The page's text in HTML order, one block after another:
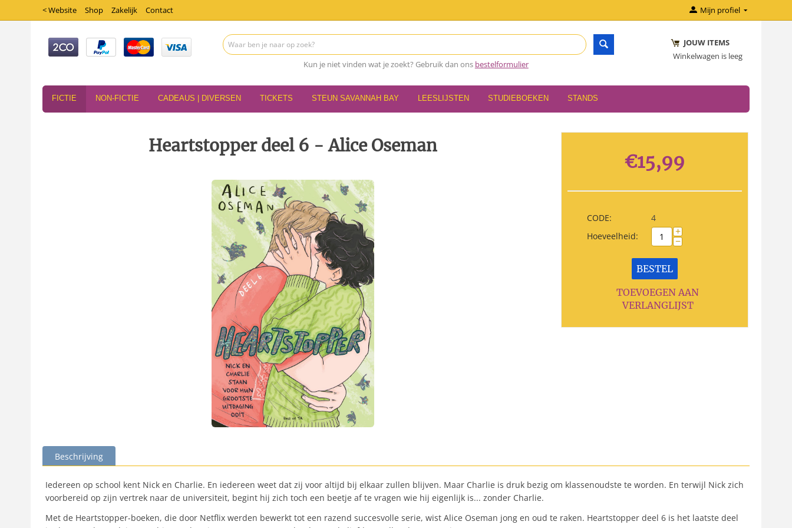
< Website Shop Zakelijk Contact Mijn profiel
Kun je niet vinden wat je zoekt? Gebruik dan ons bestelformulier
JOUW ITEMS
Winkelwagen is leeg
FICTIE NON-FICTIE CADEAUS | DIVERSEN TICKETS STEUN SAVANNAH BAY LEESLIJSTEN STUDIEBOEKEN STANDS
Heartstopper deel 6 - Alice Oseman
€15,99
CODE:
4
Hoeveelheid:
+
−
BESTEL
TOEVOEGEN AAN
VERLANGLIJST
Beschrijving
Iedereen op school kent Nick en Charlie. En iedereen weet dat zij voor altijd bij elkaar zullen blijven. Maar Charlie is druk bezig om klassenoudste te worden. En terwijl Nick zich
voorbereid op zijn vertrek naar de universiteit, begint hij zich toch een beetje af te vragen wie hij eigenlijk is... zonder Charlie.
Met de Heartstopper-boeken, die door Netflix werden bewerkt tot een razend succesvolle serie, wist Alice Oseman jong en oud te raken. Heartstopper deel 6 is het laatste deel